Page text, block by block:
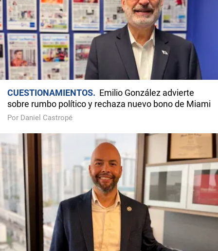
CUESTIONAMIENTOS
Emilio González advierte
sobre rumbo político y rechaza nuevo bono de Miami
Por Daniel Castropé